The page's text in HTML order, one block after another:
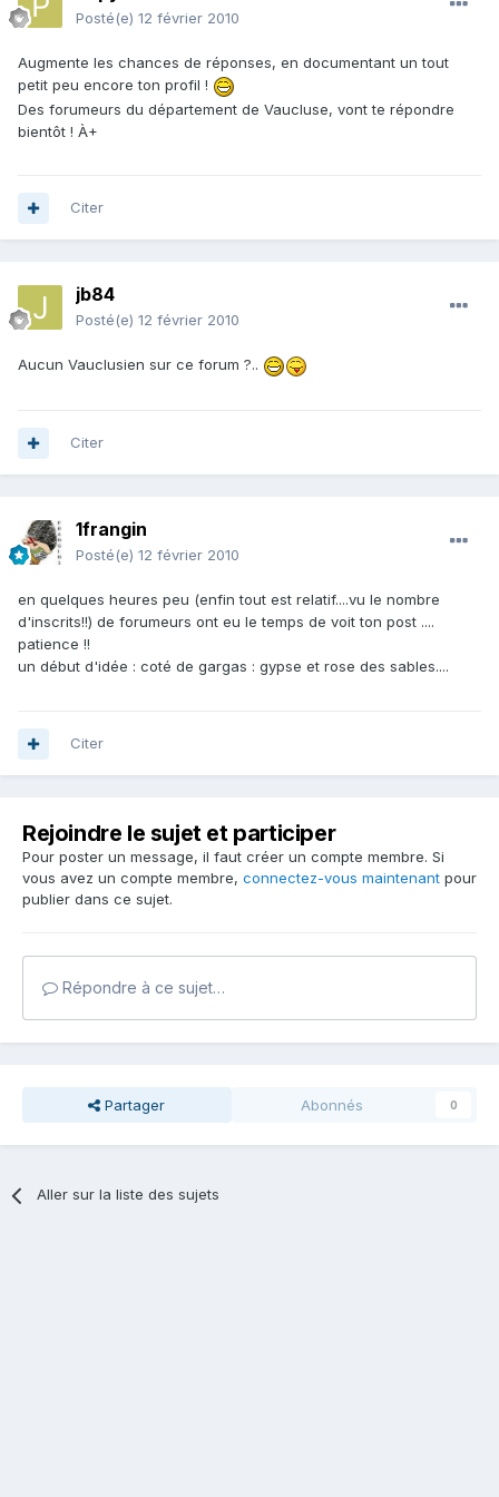
Posté(e) 12 février 2010
Augmente les chances de réponses, en documentant un tout
petit peu encore ton profil !
Des forumeurs du département de Vaucluse, vont te répondre
bientôt ! À+
Citer
jb84
Posté(e) 12 février 2010
Aucun Vauclusien sur ce forum ?..
Citer
1frangin
Posté(e) 12 février 2010
en quelques heures peu (enfin tout est relatif....vu le nombre
d'inscrits!!) de forumeurs ont eu le temps de voit ton post ....
patience !!
un début d'idée : coté de gargas : gypse et rose des sables....
Citer
Rejoindre le sujet et participer
Pour poster un message, il faut créer un compte membre. Si
vous avez un compte membre, connectez-vous maintenant pour
publier dans ce sujet.
Répondre à ce sujet…
Partager Abonnés 0
Aller sur la liste des sujets